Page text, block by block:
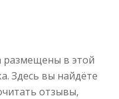
размещены в этой
Здесь вы найдёте
отзывы,